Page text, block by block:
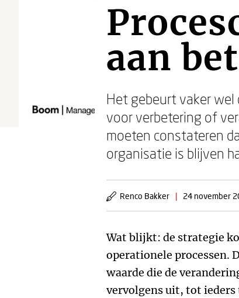
aan
Het gebeurt vaker wel
voor verbetering of
moeten constateren
organisatie is blijven
Renco Bakker | 24 november
Wat blijkt: de strategie
operationele processen.
waarde die de
vervolgens uit, tot